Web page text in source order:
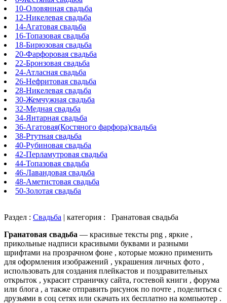
10-Оловянная свадьба
12-Никелевая свадьба
14-Агатовая свадьба
16-Топазовая свадьба
18-Бирюзовая свадьба
20-Фарфоровая свадьба
22-Бронзовая свадьба
24-Атласная свадьба
26-Нефритовая свадьба
28-Никелевая свадьба
30-Жемчужная свадьба
32-Медная свадьба
34-Янтарная свадьба
36-Агатовая(Костяного фарфора)свадьба
38-Ртутная свадьба
40-Рубиновая свадьба
42-Перламутровая свадьба
44-Топазовая свадьба
46-Лавандовая свадьба
48-Аметистовая свадьба
50-Золотая свадьба
Раздел : Свадьба | категория : Гранатовая свадьба
Гранатовая свадьба — красивые тексты png , яркие ,
прикольные надписи красивыми буквами и разными
шрифтами на прозрачном фоне , которые можно применить
для оформления изображений , украшения личных фото ,
использовать для создания плейкастов и поздравительных
открыток , украсит страничку сайта, гостевой книги , форума
или блога , а также отправить рисунок по почте , поделиться с
друзьями в соц сетях или скачать их бесплатно на компьютер .